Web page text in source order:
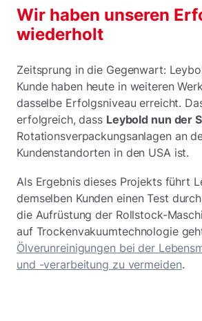
Wir haben unseren
wiederholt
Zeitsprung in die Gegenwart:
Kunde haben heute in weiteren
dasselbe Erfolgsniveau erreicht.
erfolgreich, dass Leybold nun der
Rotationsverpackungsanlagen an
Kundenstandorten in den USA ist.
Als Ergebnis dieses Projekts führt
demselben Kunden einen Test
die Aufrüstung der Rollstock-
auf Trockenvakuumtechnologie
Ölverunreinigungen bei der
und -verarbeitung zu vermeiden.